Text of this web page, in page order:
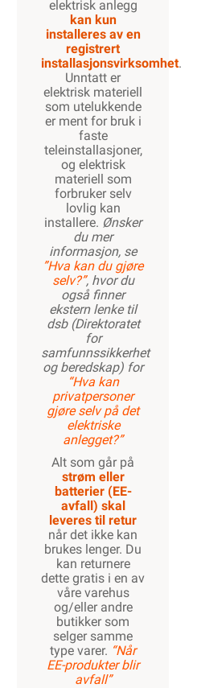
elektrisk anlegg
kan kun
installeres av en
registrert
installasjonsvirksomhet.
Unntatt er
elektrisk materiell
som utelukkende
er ment for bruk i
faste
teleinstallasjoner,
og elektrisk
materiell som
forbruker selv
lovlig kan
installere. Ønsker
du mer
informasjon, se
”Hva kan du gjøre
selv?”, hvor du
også finner
ekstern lenke til
dsb (Direktoratet
for
samfunnssikkerhet
og beredskap) for
“Hva kan
privatpersoner
gjøre selv på det
elektriske
anlegget?”
Alt som går på
strøm eller
batterier (EE-
avfall) skal
leveres til retur
når det ikke kan
brukes lenger. Du
kan returnere
dette gratis i en av
våre varehus
og/eller andre
butikker som
selger samme
type varer. “Når
EE-produkter blir
avfall”